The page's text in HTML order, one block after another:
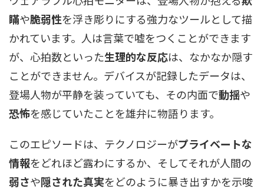
瞞や脆弱性を浮き彫りにする強力なツールとして描
かれています。人は言葉で嘘をつくことができます
が、心拍数といった生理的な反応は、なかなか隠す
ことができません。デバイスが記録したデータは、
登場人物が平静を装っていても、その内面で動揺や
恐怖を感じていたことを雄弁に物語ります。
このエピソードは、テクノロジーがプライベートな
情報をどれほど露わにするか、そしてそれが人間の
弱さや隠された真実をどのように暴き出すかを示唆